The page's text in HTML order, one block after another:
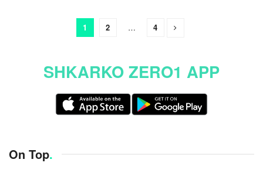
1 2 … 4
SHKARKO ZERO1 APP
On Top.